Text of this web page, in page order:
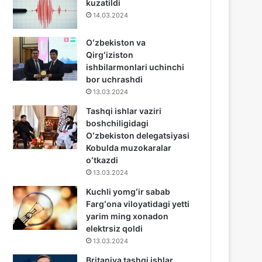
kuzatildi
14.03.2024
Oʻzbekiston va
Qirgʻiziston
ishbilarmonlari uchinchi
bor uchrashdi
13.03.2024
Tashqi ishlar vaziri
boshchiligidagi
Oʻzbekiston delegatsiyasi
Kobulda muzokaralar
oʻtkazdi
13.03.2024
Kuchli yomgʻir sabab
Fargʻona viloyatidagi yetti
yarim ming xonadon
elektrsiz qoldi
13.03.2024
Britaniya tashqi ishlar